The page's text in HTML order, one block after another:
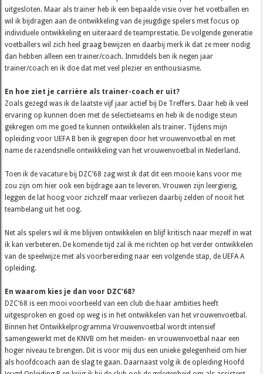
uitgesloten. Maar als trainer heb ik een bepaalde visie over het voetballen en
wil ik bijdragen aan de ontwikkeling van de jeugdige spelers met focus op
individuele ontwikkeling en uiteraard de teamprestatie. De volgende generatie
voetballers wil zich heel graag bewijzen en daarbij merk ik dat ze meer nodig
dan hebben alleen een trainer/coach. Inmiddels ben ik negen jaar
trainer/coach en ik doe dat met veel plezier en enthousiasme.
En hoe ziet je carrière als trainer-coach er uit?
Zoals gezegd was ik de laatste vijf jaar actief bij De Treffers. Daar heb ik veel
ervaring op kunnen doen met de selectieteams en heb ik de nodige steun
gekregen om me goed te kunnen ontwikkelen als trainer. Tijdens mijn
opleiding voor UEFA B ben ik gegrepen door het vrouwenvoetbal en met
name de razendsnelle ontwikkeling van het vrouwenvoetbal in Nederland.
Toen ik de vacature bij DZC’68 zag wist ik dat dit een mooie kans voor me
zou zijn om hier ook een bijdrage aan te leveren. Vrouwen zijn leergierig,
leggen de lat hoog voor zichzelf maar verliezen daarbij zelden of nooit het
teambelang uit het oog.
Net als spelers wil ik me blijven ontwikkelen en blijf kritisch naar mezelf in wat
ik kan verbeteren. De komende tijd zal ik me richten op het verder ontwikkelen
van de speelwijze met als voorbereiding naar een volgende stap, de UEFA A
opleiding.
En waarom kies je dan voor DZC’68?
DZC’68 is een mooi voorbeeld van een club die haar ambities heeft
uitgesproken en goed op weg is in het ontwikkelen van het vrouwenvoetbal.
Binnen het Ontwikkelprogramma Vrouwenvoetbal wordt intensief
samengewerkt met de KNVB om het meiden- en vrouwenvoetbal naar een
hoger niveau te brengen. Dit is voor mij dus een unieke gelegenheid om hier
als hoofdcoach aan de slag te gaan. Daarnaast volg ik de opleiding Hoofd